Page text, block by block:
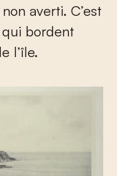
averti. C’est
bordent
l’île.